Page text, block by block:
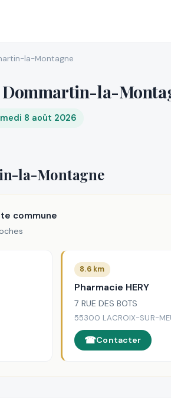
la-Montagne
Dommartin-la-
8 août 2026
la-Montagne
commune
8.6 km
Pharmacie HERY
7 RUE DES BOTS
55300 LACROIX-SUR-
Contacter